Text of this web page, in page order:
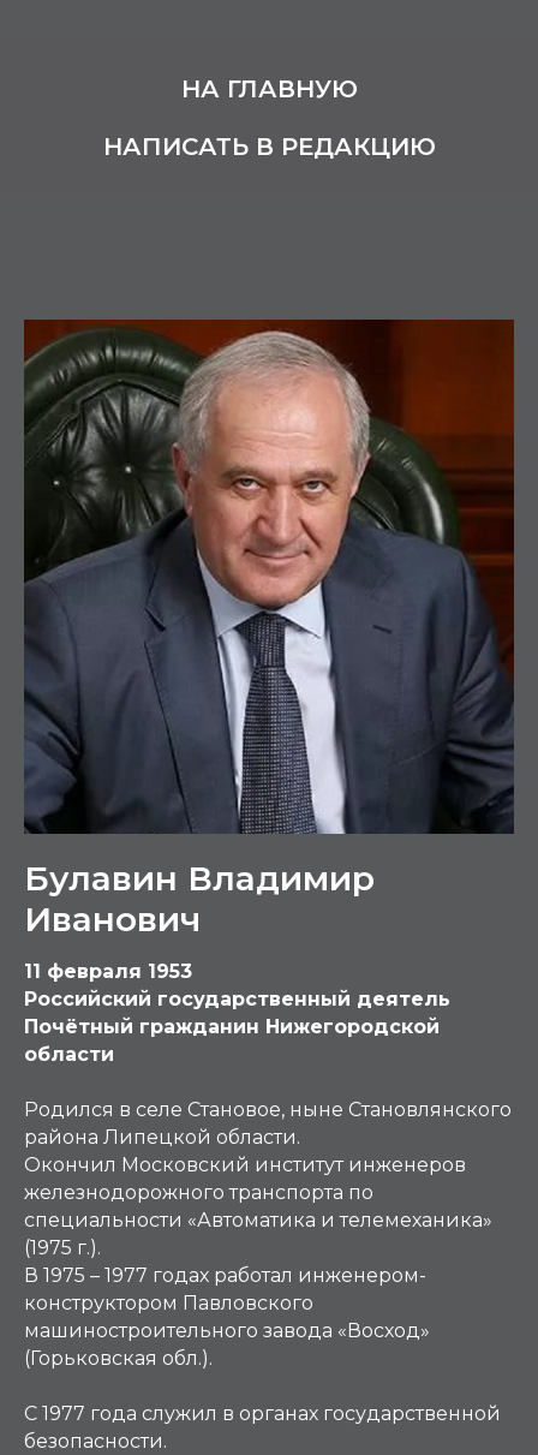
НА ГЛАВНУЮ
НАПИСАТЬ В РЕДАКЦИЮ
Булавин Владимир
Иванович
11 февраля 1953
Российский государственный деятель
Почётный гражданин Нижегородской
области
Родился в селе Становое, ныне Становлянского
района Липецкой области.
Окончил Московский институт инженеров
железнодорожного транспорта по
специальности «Автоматика и телемеханика»
(1975 г.).
В 1975 – 1977 годах работал инженером-
конструктором Павловского
машиностроительного завода «Восход»
(Горьковская обл.).
С 1977 года служил в органах государственной
безопасности.